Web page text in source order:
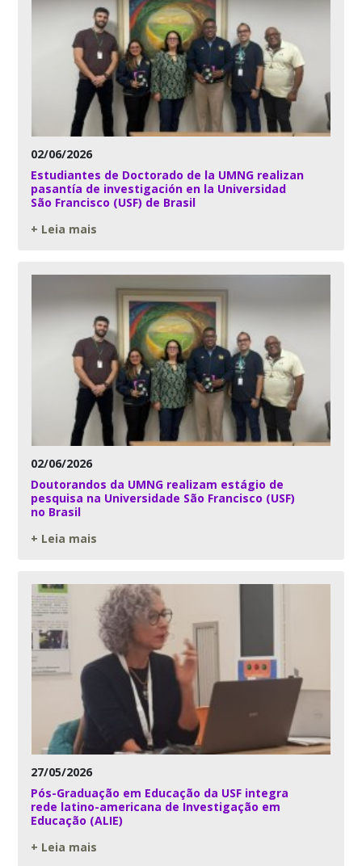
02/06/2026
Estudiantes de Doctorado de la UMNG realizan
pasantía de investigación en la Universidad
São Francisco (USF) de Brasil
+ Leia mais
02/06/2026
Doutorandos da UMNG realizam estágio de
pesquisa na Universidade São Francisco (USF)
no Brasil
+ Leia mais
27/05/2026
Pós-Graduação em Educação da USF integra
rede latino-americana de Investigação em
Educação (ALIE)
+ Leia mais